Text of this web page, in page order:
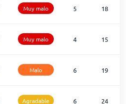
Muy malo 5 18
Muy malo 4 15
Malo 6 19
Agradable 6 24